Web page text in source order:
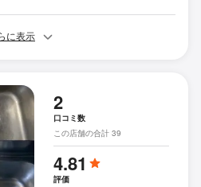
に表示
2
口コミ数
この店舗の合計 39
4.81
評価